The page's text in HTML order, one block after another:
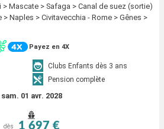
> Mascate > Safaga > Canal de suez (sortie)
> Naples > Civitavecchia - Rome > Gênes >
Payez en 4X
Clubs Enfants dès 3 ans
Pension complète
sam. 01 avr. 2028
dès 1 697 €